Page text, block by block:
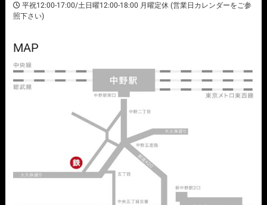
平祝12:00-17:00/土日曜12:00-18:00 月曜定休 (営業日カレンダーをご参
照下さい)
MAP